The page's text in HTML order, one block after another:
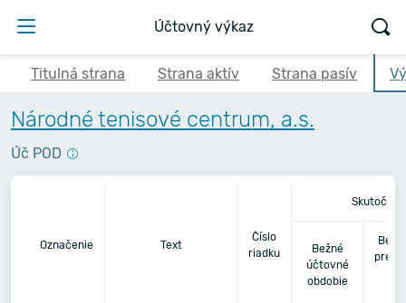
Účtovný výkaz
Titulná strana Strana aktív Strana pasív
Národné tenisové centrum, a.s.
Úč POD
Označenie Text
Číslo
riadku
Bežné
účtovné
obdobie